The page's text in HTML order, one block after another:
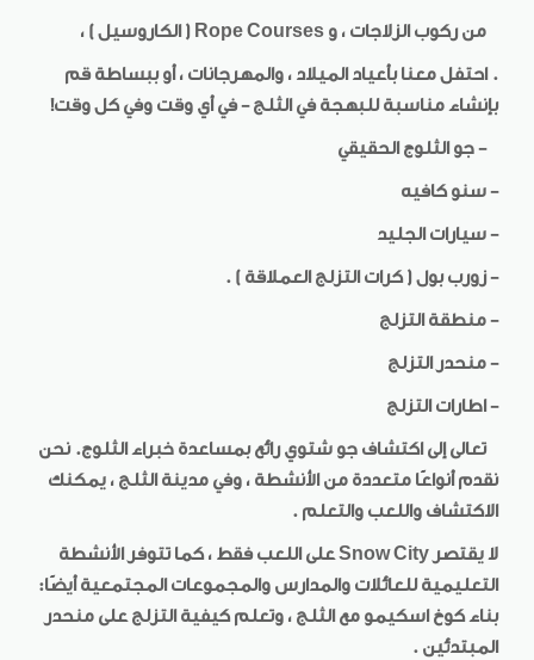
من ركوب الزلاجات ، و Rope Courses ( الكاروسيل ) ،
. احتفل معنا بأعياد الميلاد ، والمهرجانات ، أو ببساطة قم
بإنشاء مناسبة للبهجة في الثلج - في أي وقت وفي كل وقت!
- جو الثلوج الحقيقي
- سنو كافيه
- سيارات الجليد
- زورب بول ( كرات التزلج العملاقة ) .
- منطقة التزلج
- منحدر التزلج
- اطارات التزلج
تعالى إلى اكتشاف جو شتوي رائع بمساعدة خبراء الثلوج. نحن
نقدم أنواعًا متعددة من الأنشطة ، وفي مدينة الثلج ، يمكنك
الاكتشاف واللعب والتعلم .
لا يقتصر Snow Cityعلى اللعب فقط ، كما تتوفر الأنشطة
التعليمية للعائلات والمدارس والمجموعات المجتمعية أيضًا:
بناء كوخ اسكيمو مع الثلج ، وتعلم كيفية التزلج على منحدر
المبتدئين .